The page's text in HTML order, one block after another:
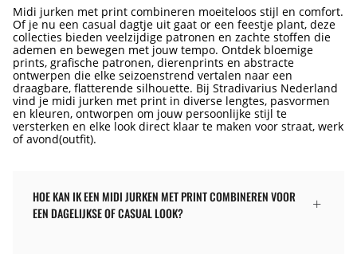
Midi jurken met print combineren moeiteloos stijl en comfort.
Of je nu een casual dagtje uit gaat or een feestje plant, deze
collecties bieden veelzijdige patronen en zachte stoffen die
ademen en bewegen met jouw tempo. Ontdek bloemige
prints, grafische patronen, dierenprints en abstracte
ontwerpen die elke seizoenstrend vertalen naar een
draagbare, flatterende silhouette. Bij Stradivarius Nederland
vind je midi jurken met print in diverse lengtes, pasvormen
en kleuren, ontworpen om jouw persoonlijke stijl te
versterken en elke look direct klaar te maken voor straat, werk
of avond(outfit).
HOE KAN IK EEN MIDI JURKEN MET PRINT COMBINEREN VOOR
EEN DAGELIJKSE OF CASUAL LOOK?